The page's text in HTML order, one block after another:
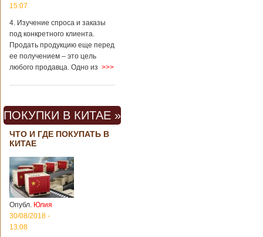
15:07
4. Изучение спроса и заказы
под конкретного клиента.
Продать продукцию еще перед
ее получением – это цель
любого продавца. Одно из >>>
ПОКУПКИ В КИТАЕ »
ЧТО И ГДЕ ПОКУПАТЬ В
КИТАЕ
Опубл. Юлия
30/08/2018 -
13:08